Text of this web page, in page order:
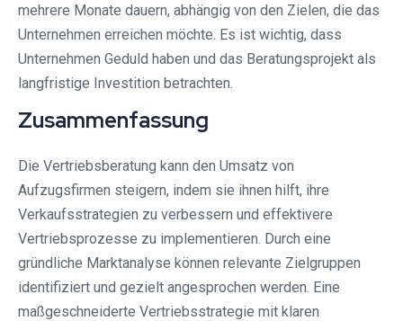
mehrere Monate dauern, abhängig von den Zielen, die das
Unternehmen erreichen möchte. Es ist wichtig, dass
Unternehmen Geduld haben und das Beratungsprojekt als
langfristige Investition betrachten.
Zusammenfassung
Die Vertriebsberatung kann den Umsatz von
Aufzugsfirmen steigern, indem sie ihnen hilft, ihre
Verkaufsstrategien zu verbessern und effektivere
Vertriebsprozesse zu implementieren. Durch eine
gründliche Marktanalyse können relevante Zielgruppen
identifiziert und gezielt angesprochen werden. Eine
maßgeschneiderte Vertriebsstrategie mit klaren